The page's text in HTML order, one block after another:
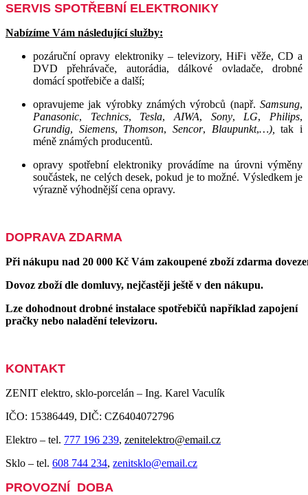
SERVIS SPOTŘEBNÍ ELEKTRONIKY
Nabízíme Vám následující služby:
pozáruční opravy elektroniky – televizory, HiFi věže, CD a
DVD přehrávače, autorádia, dálkové ovladače, drobné
domácí spotřebiče a další;
opravujeme jak výrobky známých výrobců (např. Samsung,
Panasonic, Technics, Tesla,AIWA, Sony, LG, Philips,
Grundig, Siemens, Thomson,Sencor, Blaupunkt,…),tak i
méně známých producentů.
opravy spotřební elektroniky provádíme na úrovni výměny
součástek, ne celých desek, pokud je to možné. Výsledkem je
výrazně výhodnější cena opravy.
DOPRAVA ZDARMA
Při nákupu nad 20 000 Kč Vám zakoupené zboží zdarma
Dovoz zboží dle domluvy, nejčastěji ještě v den nákupu.
Lze dohodnout drobné instalace spotřebičů například zapojení
pračky nebo naladění televizoru.
KONTAKT
ZENIT elektro, sklo-porcelán – Ing. Karel Vaculík
IČO: 15386449, DIČ: CZ6404072796
Elektro – tel. 777 196 239, zenitelektro@email.cz
Sklo – tel. 608 744 234, zenitsklo@email.cz
PROVOZNÍ DOBA